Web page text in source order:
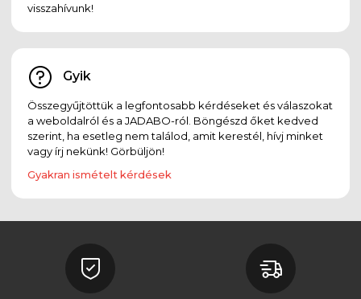
visszahívunk!
Gyik
Összegyűjtöttük a legfontosabb kérdéseket és válaszokat
a weboldalról és a JADABO-ról. Böngészd őket kedved
szerint, ha esetleg nem találod, amit kerestél, hívj minket
vagy írj nekünk! Görbüljön!
Gyakran ismételt kérdések